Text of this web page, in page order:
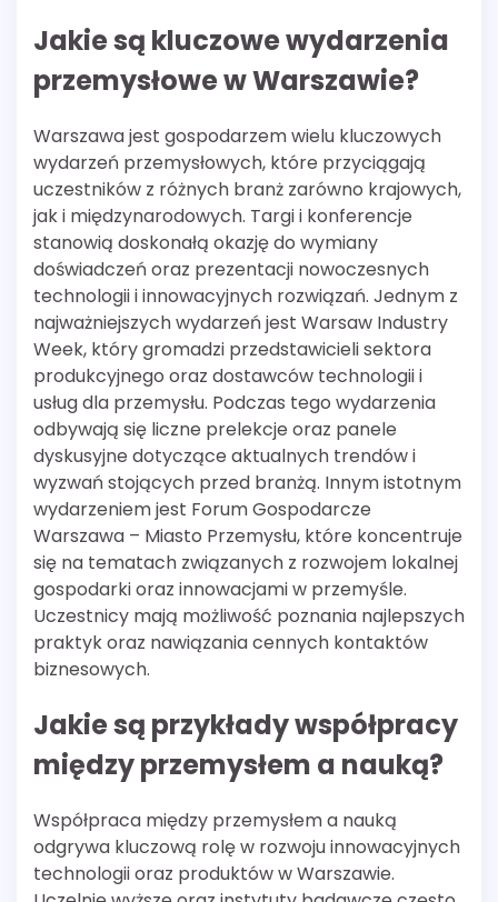
Jakie są kluczowe wydarzenia
przemysłowe w Warszawie?
Warszawa jest gospodarzem wielu kluczowych
wydarzeń przemysłowych, które przyciągają
uczestników z różnych branż zarówno krajowych,
jak i międzynarodowych. Targi i konferencje
stanowią doskonałą okazję do wymiany
doświadczeń oraz prezentacji nowoczesnych
technologii i innowacyjnych rozwiązań. Jednym z
najważniejszych wydarzeń jest Warsaw Industry
Week, który gromadzi przedstawicieli sektora
produkcyjnego oraz dostawców technologii i
usług dla przemysłu. Podczas tego wydarzenia
odbywają się liczne prelekcje oraz panele
dyskusyjne dotyczące aktualnych trendów i
wyzwań stojących przed branżą. Innym istotnym
wydarzeniem jest Forum Gospodarcze
Warszawa – Miasto Przemysłu, które koncentruje
się na tematach związanych z rozwojem lokalnej
gospodarki oraz innowacjami w przemyśle.
Uczestnicy mają możliwość poznania najlepszych
praktyk oraz nawiązania cennych kontaktów
biznesowych.
Jakie są przykłady współpracy
między przemysłem a nauką?
Współpraca między przemysłem a nauką
odgrywa kluczową rolę w rozwoju innowacyjnych
technologii oraz produktów w Warszawie.